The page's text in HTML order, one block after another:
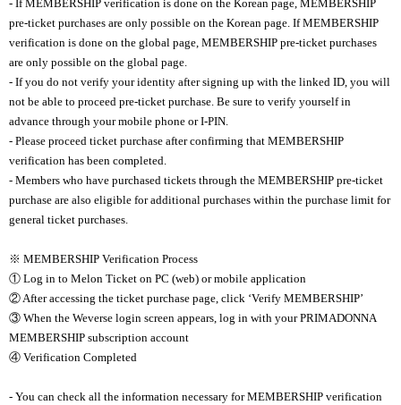
- If MEMBERSHIP verification is done on the Korean page, MEMBERSHIP
pre-ticket purchases are only possible on the Korean page. If MEMBERSHIP
verification is done on the global page, MEMBERSHIP pre-ticket purchases
are only possible on the global page.
- If you do not verify your identity after signing up with the linked ID, you will
not be able to proceed pre-ticket purchase. Be sure to verify yourself in
advance through your mobile phone or I-PIN.
- Please proceed ticket purchase after confirming that MEMBERSHIP
verification has been completed.
- Members who have purchased tickets through the MEMBERSHIP pre-ticket
purchase are also eligible for additional purchases within the purchase limit for
general ticket purchases.
※ MEMBERSHIP Verification Process
① Log in to Melon Ticket on PC (web) or mobile application
② After accessing the ticket purchase page, click ‘Verify MEMBERSHIP’
③ When the Weverse login screen appears, log in with your PRIMADONNA
MEMBERSHIP subscription account
④ Verification Completed
- You can check all the information necessary for MEMBERSHIP verification